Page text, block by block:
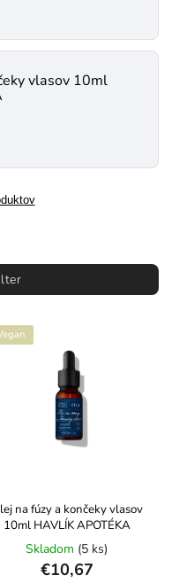
vlasov 10ml
na fúzy a končeky vlasov
10ml HAVLÍK APOTÉKA
Skladom (5 ks)
€10,67